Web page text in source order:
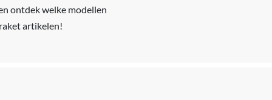
ontdek welke modellen
artikelen!